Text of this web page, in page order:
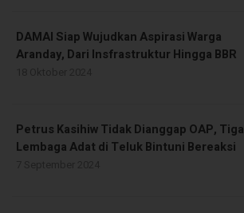
DAMAI Siap Wujudkan Aspirasi Warga
Aranday, Dari Insfrastruktur Hingga BBR
Petrus Kasihiw Tidak Dianggap OAP, Tiga
Lembaga Adat di Teluk Bintuni Bereaksi